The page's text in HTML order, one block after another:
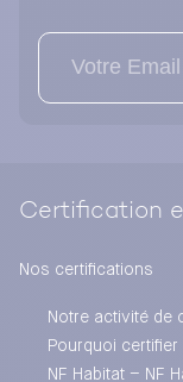
Certification
Nos certifications
Notre activité de
Pourquoi certifier
NF Habitat – NF